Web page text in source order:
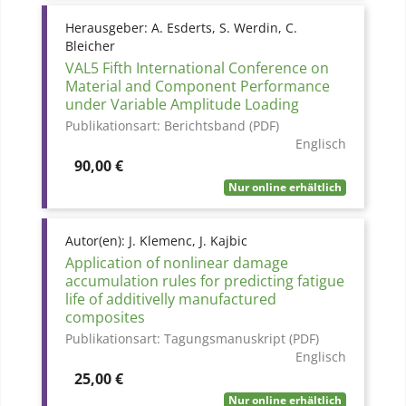
Herausgeber: A. Esderts, S. Werdin, C.
Bleicher
VAL5 Fifth International Conference on
Material and Component Performance
under Variable Amplitude Loading
Publikationsart: Berichtsband (PDF)
Englisch
Preis
90,00 €
Nur online erhältlich
Autor(en): J. Klemenc, J. Kajbic
Application of nonlinear damage
accumulation rules for predicting fatigue
life of additivelly manufactured
composites
Publikationsart: Tagungsmanuskript (PDF)
Englisch
Preis
25,00 €
Nur online erhältlich